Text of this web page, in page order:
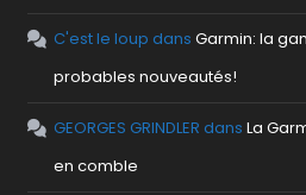
C'est le loup dansGarmin: la
probables nouveautés!
GEORGES GRINDLER dansLa
en comble